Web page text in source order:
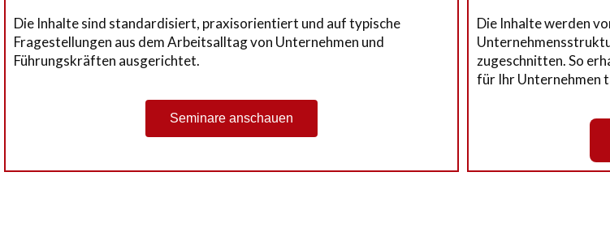
Die Inhalte sind standardisiert, praxisorientiert und auf typische
Fragestellungen aus dem Arbeitsalltag von Unternehmen und
Führungskräften ausgerichtet.
Seminare anschauen
Die Inhalte werden
zugeschnitten. So
für Ihr Unternehmen